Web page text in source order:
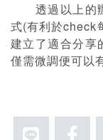
透過以上的辦
式(有利於check
建立了適合分享
僅需微調便可以